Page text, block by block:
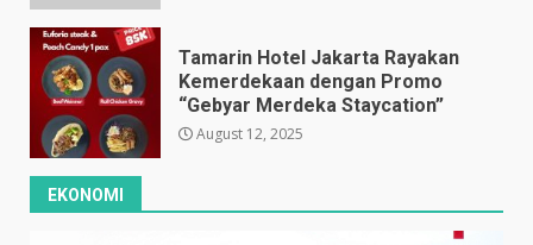
Tamarin Hotel Jakarta Rayakan
Kemerdekaan dengan Promo
“Gebyar Merdeka Staycation”
August 12, 2025
EKONOMI